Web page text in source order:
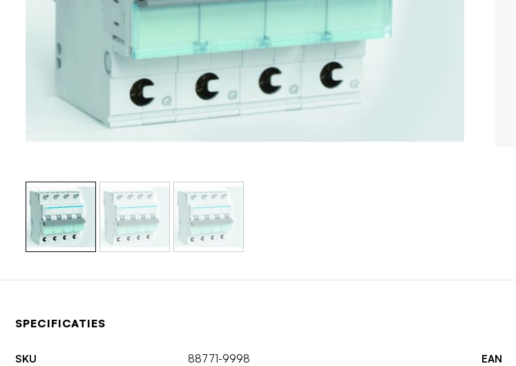
SPECIFICATIES
SKU 88771-9998 EAN